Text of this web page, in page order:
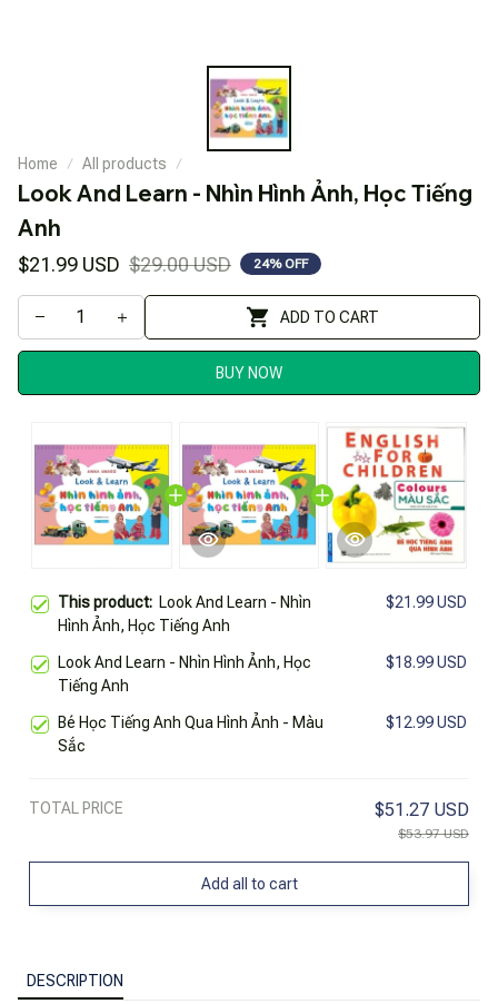
Home All products
Look And Learn - Nhìn Hình Ảnh, Học Tiếng
Anh
$21.99 USD $29.00 USD 24% OFF
ADD TO CART
BUY NOW
This product: Look And Learn - Nhìn
Hình Ảnh, Học Tiếng Anh
$21.99 USD
Look And Learn - Nhìn Hình Ảnh, Học
Tiếng Anh
$18.99 USD
Bé Học Tiếng Anh Qua Hình Ảnh - Màu
Sắc
$12.99 USD
TOTAL PRICE $51.27 USD
$53.97 USD
Add all to cart
DESCRIPTION